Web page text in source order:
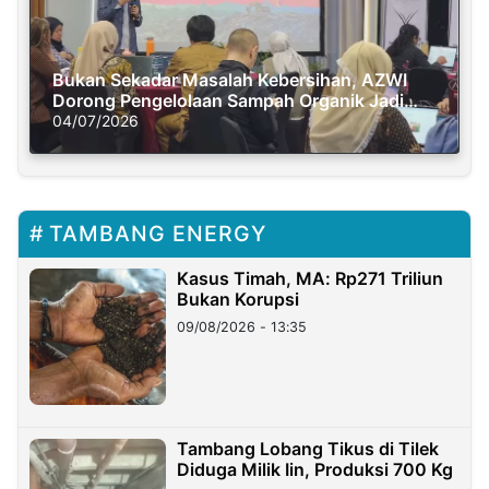
Bukan Sekadar Masalah Kebersihan, AZWI
Dorong Pengelolaan Sampah Organik Jadi
Solusi Krisis Iklim
04/07/2026
TAMBANG ENERGY
Kasus Timah, MA: Rp271 Triliun
Bukan Korupsi
09/08/2026 - 13:35
Tambang Lobang Tikus di Tilek
Diduga Milik Iin, Produksi 700 Kg